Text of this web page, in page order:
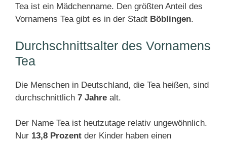
Tea ist ein Mädchenname. Den größten Anteil des
Vornamens Tea gibt es in der Stadt Böblingen.
Durchschnittsalter des Vornamens
Tea
Die Menschen in Deutschland, die Tea heißen, sind
durchschnittlich 7 Jahre alt.
Der Name Tea ist heutzutage relativ ungewöhnlich.
Nur 13,8 Prozent der Kinder haben einen